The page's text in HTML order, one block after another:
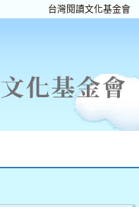
台灣閱讀文化基金會